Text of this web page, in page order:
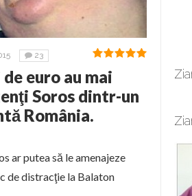
23
euro au mai
Soros dintr-un
România.
ar putea să le amenajeze
de distracţie la Balaton